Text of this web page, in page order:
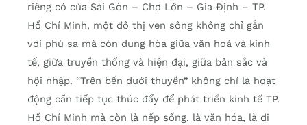
riêng có của Sài Gòn – Chợ Lớn – Gia Định – TP.
Hồ Chí Minh, một đô thị ven sông không chỉ gắn
với phù sa mà còn dung hòa giữa văn hoá và kinh
tế, giữa truyền thống và hiện đại, giữa bản sắc và
hội nhập. “Trên bến dưới thuyền” không chỉ là hoạt
động cần tiếp tục thúc đẩy để phát triển kinh tế TP.
Hồ Chí Minh mà còn là nếp sống, là văn hóa, là di